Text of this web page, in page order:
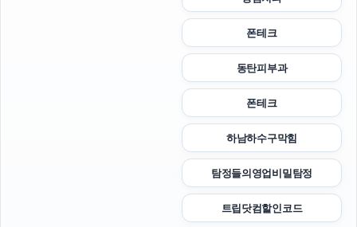
폰테크
동탄피부과
폰테크
하남하수구막힘
탐정들의영업비밀탐정
트립닷컴할인코드